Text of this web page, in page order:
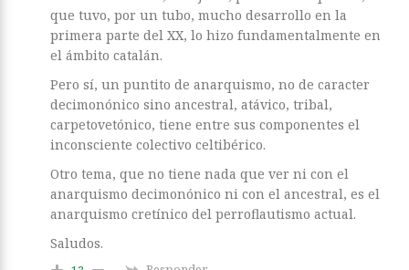
que tuvo, por un tubo, mucho desarrollo en la
primera parte del XX, lo hizo fundamentalmente en
el ámbito catalán.
Pero sí, un puntito de anarquismo, no de caracter
decimonónico sino ancestral, atávico, tribal,
carpetovetónico, tiene entre sus componentes el
inconsciente colectivo celtibérico.
Otro tema, que no tiene nada que ver ni con el
anarquismo decimonónico ni con el ancestral, es el
anarquismo cretínico del perroflautismo actual.
Saludos.